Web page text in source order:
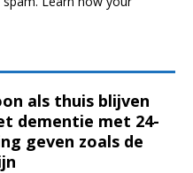
als thuis blijven
dementie met 24-
geven zoals de